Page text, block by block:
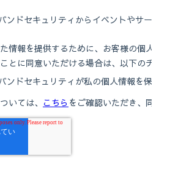
update-guide/en-US/advisory/CVE-
update-guide/en-US/advisory/CVE-
update-guide/en-US/advisory/CVE-
update-guide/en-US/advisory/CVE-